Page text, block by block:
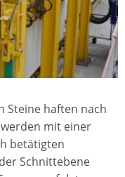
Steine haften nach
mit einer
betätigten
Schnittebene